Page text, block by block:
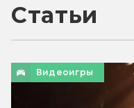
Статьи
Видеоигры